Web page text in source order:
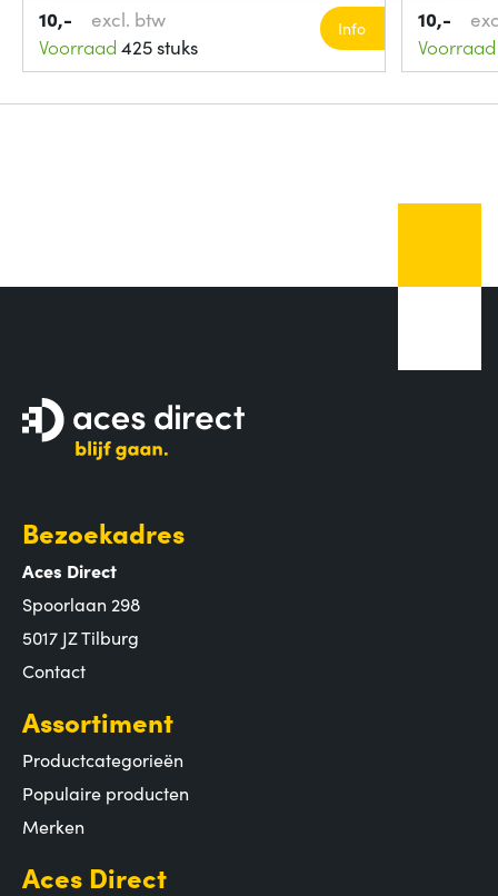
10,-
excl. btw
Voorraad 425 stuks
Info 10,-
Voorraad
Bezoekadres
Aces Direct
Spoorlaan 298
5017 JZ Tilburg
Contact
Assortiment
Productcategorieën
Populaire producten
Merken
Aces Direct